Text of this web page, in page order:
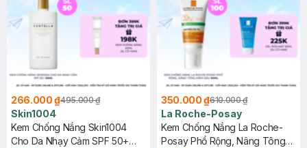
266.000 ₫495.000 ₫
Skin1004
Kem Chống Nắng Skin1004
Cho Da Nhạy Cảm SPF 50+
350.000 ₫610.000 ₫
La Roche-Posay
Kem Chống Nắng La Roche-
Posay Phổ Rộng, Nâng Tông